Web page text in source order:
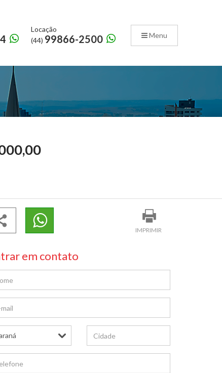
Menu
Locação
(44) 99866-2500
IMPRIMIR
em contato